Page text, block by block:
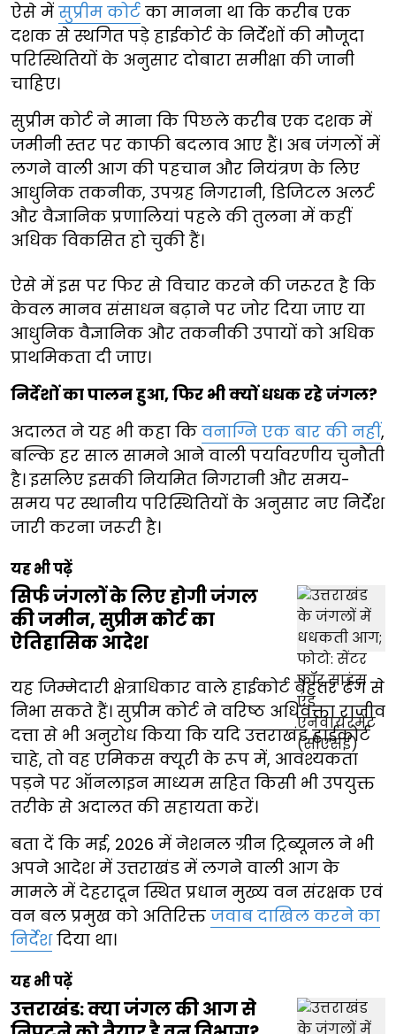
ऐसे में सुप्रीम कोर्ट का मानना था कि करीब एक
दशक से स्थगित पड़े हाईकोर्ट के निर्देशों की मौजूदा
परिस्थितियों के अनुसार दोबारा समीक्षा की जानी
चाहिए।
सुप्रीम कोर्ट ने माना कि पिछले करीब एक दशक में
जमीनी स्तर पर काफी बदलाव आए हैं। अब जंगलों में
लगने वाली आग की पहचान और नियंत्रण के लिए
आधुनिक तकनीक, उपग्रह निगरानी, डिजिटल अलर्ट
और वैज्ञानिक प्रणालियां पहले की तुलना में कहीं
अधिक विकसित हो चुकी हैं।
ऐसे में इस पर फिर से विचार करने की जरूरत है कि
केवल मानव संसाधन बढ़ाने पर जोर दिया जाए या
आधुनिक वैज्ञानिक और तकनीकी उपायों को अधिक
प्राथमिकता दी जाए।
निर्देशों का पालन हुआ, फिर भी क्यों धधक रहे जंगल?
अदालत ने यह भी कहा कि वनाग्नि एक बार की नहीं,
बल्कि हर साल सामने आने वाली पर्यावरणीय चुनौती
है। इसलिए इसकी नियमित निगरानी और समय-
समय पर स्थानीय परिस्थितियों के अनुसार नए निर्देश
जारी करना जरूरी है।
यह भी पढ़ें
सिर्फ जंगलों के लिए होगी जंगल
की जमीन, सुप्रीम कोर्ट का
ऐतिहासिक आदेश
यह जिम्मेदारी क्षेत्राधिकार वाले हाईकोर्ट बेहतर ढंग से
निभा सकते हैं। सुप्रीम कोर्ट ने वरिष्ठ अधिवक्ता राजीव
दत्ता से भी अनुरोध किया कि यदि उत्तराखंड हाईकोर्ट
चाहे, तो वह एमिकस क्यूरी के रूप में, आवश्यकता
पड़ने पर ऑनलाइन माध्यम सहित किसी भी उपयुक्त
तरीके से अदालत की सहायता करें।
बता दें कि मई, 2026 में नेशनल ग्रीन ट्रिब्यूनल ने भी
अपने आदेश में उत्तराखंड में लगने वाली आग के
मामले में देहरादून स्थित प्रधान मुख्य वन संरक्षक एवं
वन बल प्रमुख को अतिरिक्त जवाब दाखिल करने का
निर्देशदिया था।
यह भी पढ़ें
उत्तराखंड: क्या जंगल की आग से